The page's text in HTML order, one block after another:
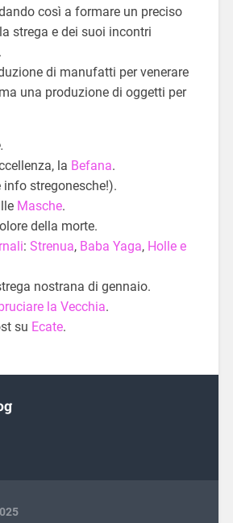
così a formare un preciso
strega e dei suoi incontri
di manufatti per venerare
una produzione di oggetti per
la Befana.
info stregonesche!).
Masche.
della morte.
: Strenua, Baba Yaga, Holle e
nostrana di gennaio.
la Vecchia.
su Ecate.